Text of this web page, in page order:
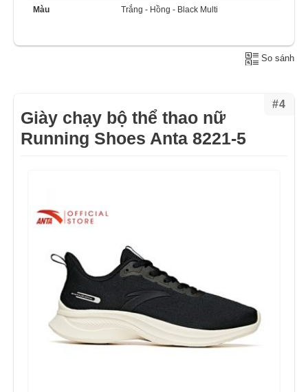
Màu Trắng - Hồng - Black Multi
So sánh
#4
Giày chạy bộ thể thao nữ
Running Shoes Anta 8221-5